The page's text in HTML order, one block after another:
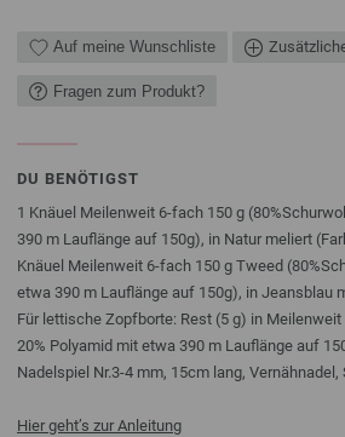
Auf meine Wunschliste
Fragen zum Produkt?
DU BENÖTIGST
1 Knäuel Meilenweit 6-fach 150 g
390 m Lauflänge auf 150g), in Natur meliert
Knäuel Meilenweit 6-fach 150 g Tweed
etwa 390 m Lauflänge auf 150g), in Jeansblau
Für lettische Zopfborte: Rest (5 g) in
20% Polyamid mit etwa 390 m Lauflänge auf
Nadelspiel Nr.3-4 mm, 15cm lang,
Hier geht’s zur Anleitung